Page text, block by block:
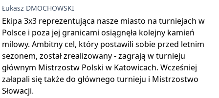
Łukasz DMOCHOWSKI
Ekipa 3x3 reprezentująca nasze miasto na turniejach w
Polsce i poza jej granicami osiągnęła kolejny kamień
milowy. Ambitny cel, który postawili sobie przed letnim
sezonem, został zrealizowany - zagrają w turnieju
głównym Mistrzostw Polski w Katowicach. Wcześniej
załapali się także do głównego turnieju i Mistrzostwo
Słowacji.